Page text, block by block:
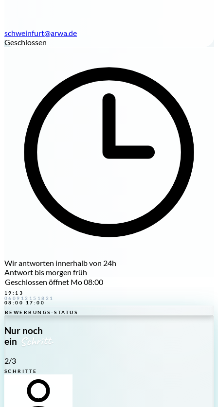
schweinfurt@arwa.de
Geschlossen
Wir antworten innerhalb von 24h
Antwort bis morgen früh
Geschlossen öffnet Mo 08:00
19:13
06 09 12 15 18 21
08:00
17:00
BEWERBUNGS-STATUS
Nur noch
ein Schritt.
2/3
SCHRITTE